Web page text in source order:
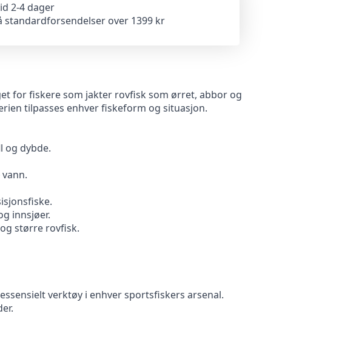
2-4 dager
standardforsendelser over 1399 kr
for fiskere som jakter rovfisk som ørret, abbor og
tilpasses enhver fiskeform og situasjon.
og dybde.
innsjøer.
større rovfisk.
verktøy i enhver sportsfiskers arsenal.